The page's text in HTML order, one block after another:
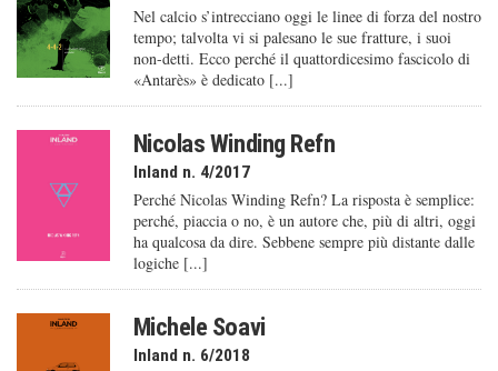
Nel calcio s’intrecciano oggi le linee di forza del nostro
tempo; talvolta vi si palesano le sue fratture, i suoi
non-detti. Ecco perché il quattordicesimo fascicolo di
«Antarès» è dedicato [...]
Nicolas Winding Refn
Inland n. 4/2017
Perché Nicolas Winding Refn? La risposta è semplice:
perché, piaccia o no, è un autore che, più di altri, oggi
ha qualcosa da dire. Sebbene sempre più distante dalle
logiche [...]
Michele Soavi
Inland n. 6/2018